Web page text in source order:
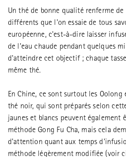
Un thé de bonne qualité renferme de
différents que l'on essaie de tous
européenne, c'est-à-dire laisser
de l'eau chaude pendant quelques
d'atteindre cet objectif ; chaque
même thé.
En Chine, ce sont surtout les Oolong
thé noir, qui sont préparés selon
jaunes et blancs peuvent également
méthode Gong Fu Cha, mais cela
d'attention quant aux temps
méthode légèrement modifiée (voir